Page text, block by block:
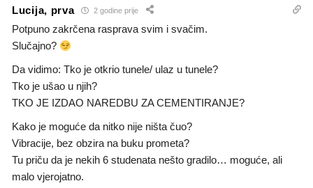
Lucija, prva 2 godine prije
Potpuno zakrčena rasprava svim i svačim.
Slučajno?
Da vidimo: Tko je otkrio tunele/ ulaz u tunele?
Tko je ušao u njih?
TKO JE IZDAO NAREDBU ZA CEMENTIRANJE?
Kako je moguće da nitko nije ništa čuo?
Vibracije, bez obzira na buku prometa?
Tu priču da je nekih 6 studenata nešto gradilo… moguće, ali
malo vjerojatno.